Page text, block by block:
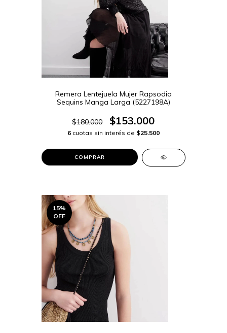
Remera Lentejuela Mujer Rapsodia
Sequins Manga Larga (5227198A)
$180.000 $153.000
6 cuotas sin interés de $25.500
COMPRAR
15%
OFF